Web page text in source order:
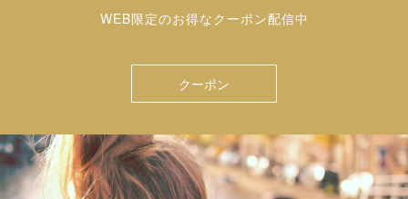
WEB限定のお得なクーポン配信中
クーポン